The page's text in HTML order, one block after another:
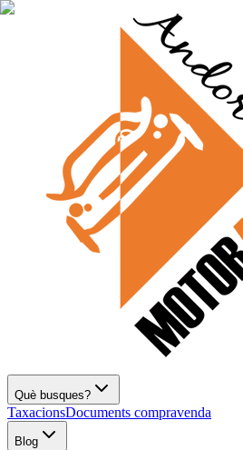
Què busques?
TaxacionsDocuments compravenda
Blog